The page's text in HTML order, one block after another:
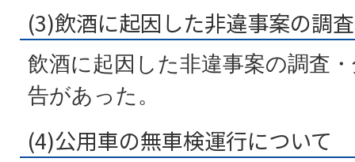
(3)飲酒に起因した非違事案の調
飲酒に起因した非違事案の調査
告があった。
(4)公用車の無車検運行について